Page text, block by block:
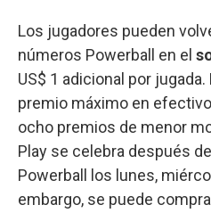
Los jugadores pueden
números Powerball en el
US$ 1 adicional por
premio máximo en
ocho premios de menor
Play se celebra después
Powerball los lunes,
embargo, se puede